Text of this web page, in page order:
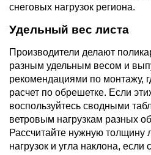
снеговых нагрузок региона.
Удельный вес листа
Производители делают
разным удельным весом и
рекомендациями по монтажу,
расчет по обрешетке. Если
воспользуйтесь сводными
ветровым нагрузкам разных
Рассчитайте нужную толщину
нагрузок и угла наклона, если